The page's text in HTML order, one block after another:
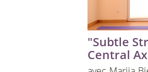
"Subtle
Central